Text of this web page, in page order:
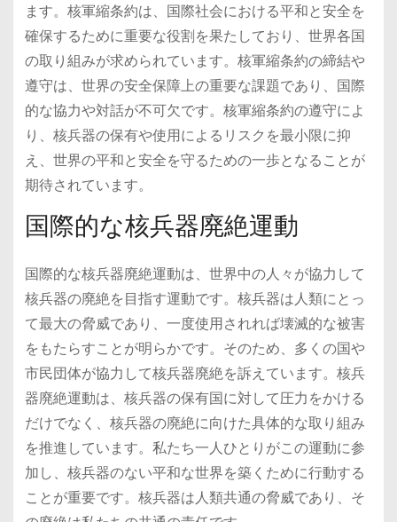
ます。核軍縮条約は、国際社会における平和と安全を
確保するために重要な役割を果たしており、世界各国
の取り組みが求められています。核軍縮条約の締結や
遵守は、世界の安全保障上の重要な課題であり、国際
的な協力や対話が不可欠です。核軍縮条約の遵守によ
り、核兵器の保有や使用によるリスクを最小限に抑
え、世界の平和と安全を守るための一歩となることが
期待されています。
国際的な核兵器廃絶運動
国際的な核兵器廃絶運動は、世界中の人々が協力して
核兵器の廃絶を目指す運動です。核兵器は人類にとっ
て最大の脅威であり、一度使用されれば壊滅的な被害
をもたらすことが明らかです。そのため、多くの国や
市民団体が協力して核兵器廃絶を訴えています。核兵
器廃絶運動は、核兵器の保有国に対して圧力をかける
だけでなく、核兵器の廃絶に向けた具体的な取り組み
を推進しています。私たち一人ひとりがこの運動に参
加し、核兵器のない平和な世界を築くために行動する
ことが重要です。核兵器は人類共通の脅威であり、そ